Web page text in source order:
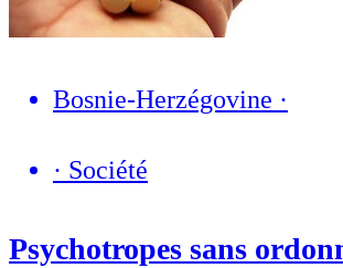
Bosnie-Herzégovine ·
· Société
Psychotropes sans